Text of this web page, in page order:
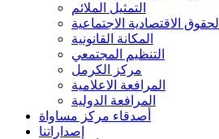
التمثيل الملائم
الحقوق الاقتصادية الاجتماعية
المكانة القانونية
التنظيم المجتمعي
مركز الكرمل
المرافعة الاعلامية
المرافعة الدولية
أصدقاء مركز مساواة
إصداراتنا